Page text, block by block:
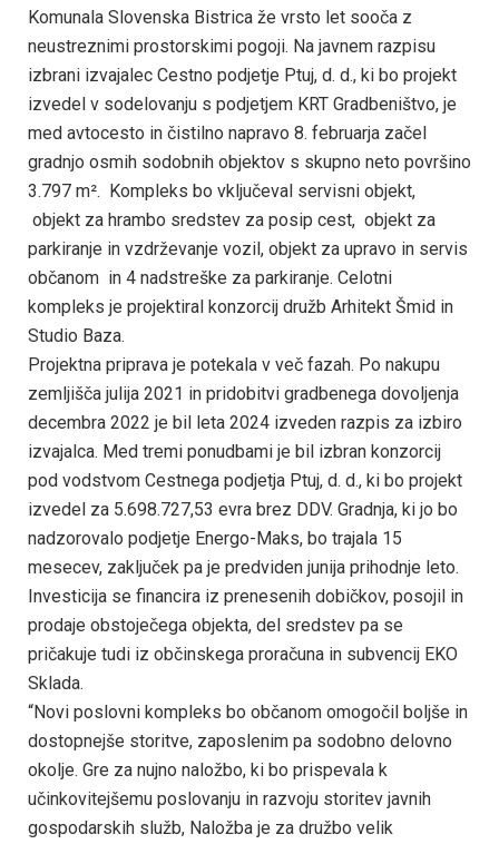
Komunala Slovenska Bistrica že vrsto let sooča z
neustreznimi prostorskimi pogoji. Na javnem razpisu
izbrani izvajalec Cestno podjetje Ptuj, d. d., ki bo projekt
izvedel v sodelovanju s podjetjem KRT Gradbeništvo, je
med avtocesto in čistilno napravo 8. februarja začel
gradnjo osmih sodobnih objektov s skupno neto površino
3.797 m². Kompleks bo vključeval servisni objekt,
objekt za hrambo sredstev za posip cest, objekt za
parkiranje in vzdrževanje vozil, objekt za upravo in servis
občanom in 4 nadstreške za parkiranje. Celotni
kompleks je projektiral konzorcij družb Arhitekt Šmid in
Studio Baza.
Projektna priprava je potekala v več fazah. Po nakupu
zemljišča julija 2021 in pridobitvi gradbenega dovoljenja
decembra 2022 je bil leta 2024 izveden razpis za izbiro
izvajalca. Med tremi ponudbami je bil izbran konzorcij
pod vodstvom Cestnega podjetja Ptuj, d. d., ki bo projekt
izvedel za 5.698.727,53 evra brez DDV. Gradnja, ki jo bo
nadzorovalo podjetje Energo-Maks, bo trajala 15
mesecev, zaključek pa je predviden junija prihodnje leto.
Investicija se financira iz prenesenih dobičkov, posojil in
prodaje obstoječega objekta, del sredstev pa se
pričakuje tudi iz občinskega proračuna in subvencij EKO
Sklada.
“Novi poslovni kompleks bo občanom omogočil boljše in
dostopnejše storitve, zaposlenim pa sodobno delovno
okolje. Gre za nujno naložbo, ki bo prispevala k
učinkovitejšemu poslovanju in razvoju storitev javnih
gospodarskih služb, Naložba je za družbo velik